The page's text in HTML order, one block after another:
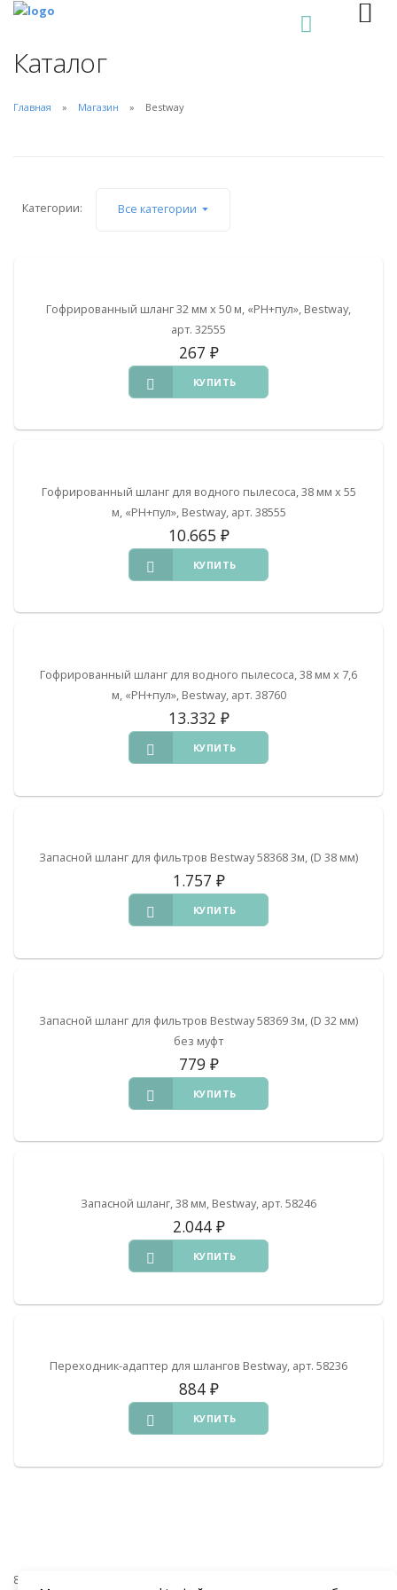
Каталог
Главная Магазин Bestway
Категории: Все категории
Гофрированный шланг 32 мм х 50 м, «РН+пул», Bestway,
арт. 32555
267 ₽
КУПИТЬ
Гофрированный шланг для водного пылесоса, 38 мм х 55
м, «РН+пул», Bestway, арт. 38555
10.665 ₽
КУПИТЬ
Гофрированный шланг для водного пылесоса, 38 мм х 7,6
м, «РН+пул», Bestway, арт. 38760
13.332 ₽
КУПИТЬ
Запасной шланг для фильтров Bestway 58368 3м, (D 38 мм)
1.757 ₽
КУПИТЬ
Запасной шланг для фильтров Bestway 58369 3м, (D 32 мм)
без муфт
779 ₽
КУПИТЬ
Запасной шланг, 38 мм, Bestway, арт. 58246
2.044 ₽
КУПИТЬ
Переходник-адаптер для шлангов Bestway, арт. 58236
884 ₽
КУПИТЬ
8 (938) 441-20-90